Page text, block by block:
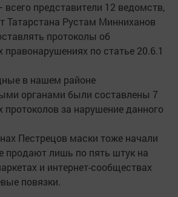
представители 12 ведомств,
Татарстана Рустам Минниханов
протоколы об
по статье 20.6.1
в нашем районе
органами были составлены 7
за нарушение данного
Пестрецов маски тоже начали
продают лишь по пять штук на
и интернет-сообществах
повязки.